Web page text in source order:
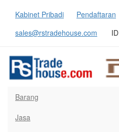
Kabinet Pribadi
Pendaftaran
sales@rstradehouse.com
ID
Barang
Jasa